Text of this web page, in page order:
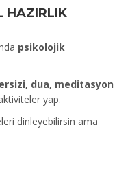
HAZIRLIK
psikolojik
dua, meditasyon
yap.
dinleyebilirsin ama